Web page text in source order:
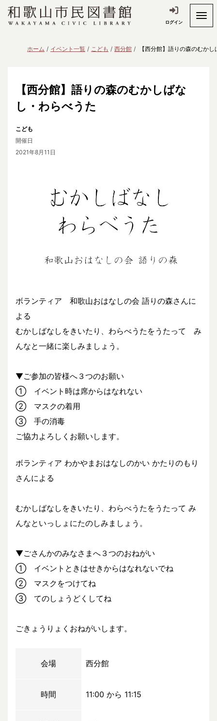
ログイン
ホーム イベント一覧 こども 西分館 【西分館】語りの森のむか
【西分館】語りの森のむかしばな
し・わらべうた
こども
開催日
2021年8月11日
ボランティア 和歌山おはなしの会 語りの森さんに
よる
むかしばなしをきいたり、わらべうたをうたって み
んなと一緒に楽しみましょう。
▼ご参加の皆様へ３つのお願い
① イベント時は席からはなれない
② マスクの着用
③ 手の消毒
ご協力よろしくお願いします。
ボランティア わかやまおはなしのかい かたりのもり
さんによる
むかしばなしをきいたり、わらべうたをうたって み
んなといっしょにたのしみましょう。
▼ごさんかのみなさまへ３つのおねがい
① イベントときはせきからはなれないでね
② マスクをつけてね
③ てのしょうどくしてね
ごきょうりょくおねがいします。
会場 西分館
時間 11:00 から 11:15